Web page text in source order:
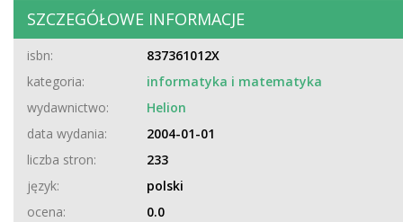
SZCZEGÓŁOWE INFORMACJE
isbn:
837361012X
kategoria:
informatyka i matematyka
wydawnictwo:
Helion
data wydania:
2004-01-01
liczba stron:
233
język:
polski
ocena:
0.0